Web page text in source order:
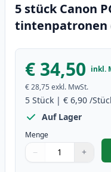
5 stück Canon
tintenpatronen
€ 34,50 inkl.
€ 28,75 exkl. MwSt.
5 Stück | € 6,90 /
Auf Lager
Menge
Verwenden Sie die
− +
1